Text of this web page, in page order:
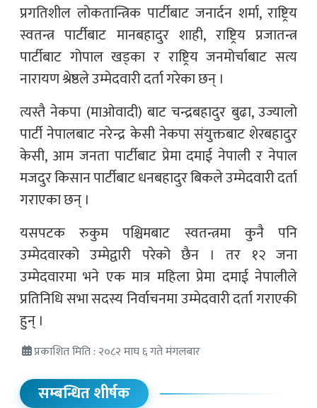
प्रगतिशील लोकतान्त्रिक पार्टीबाट जनार्दन शर्मा, राष्ट्रिय
स्वतन्त्र पार्टीबाट मानबहादुर शाही, राष्ट्रिय प्रजातन्त्र
पार्टीबाट गोपाल खड्का र राष्ट्रिय जनमोर्चाबाट सत्य
नारायण श्रेष्ठले उम्मेदवारी दर्ता गरेका छन् ।
त्यस्तै नेकपा (माओवादी) बाट चन्द्रबहादुर बुढा, उज्यालो
पार्टी नेपालबाट नरेन्द्र केसी नेकपा संयुक्तबाट शेरबहादुर
केसी, आम जनता पार्टीबाट प्रेमा दमाई नेपाली र नेपाल
मजदुर किसान पार्टीबाट धनबहादुर बिकले उम्मेदवारी दर्ता
गराएका छन् ।
यसपटक रुकुम पश्चिमबाट स्वतन्त्रमा कुनै पनि
उम्मेदवारको उम्मेद्वारी परेको छैन । तर १२ जना
उम्मेदवारमा भने एक मात्र महिला प्रेमा दमाई नेपालीले
प्रतिनिधि सभा सदस्य निर्वाचनमा उम्मेदवारी दर्ता गराएकी
हुन् ।
प्रकाशित मिति : २०८२ माघ ६ गते मंगलबार
सम्बन्धित शीर्षक